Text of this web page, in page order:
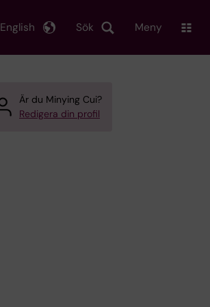
Sök
English Meny
Är du Minying Cui?
Redigera din profil